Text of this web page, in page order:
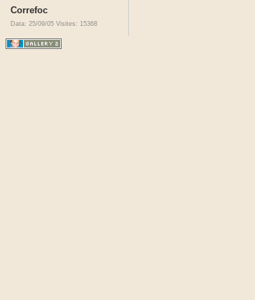
Correfoc
Data: 25/09/05 Visites: 15368